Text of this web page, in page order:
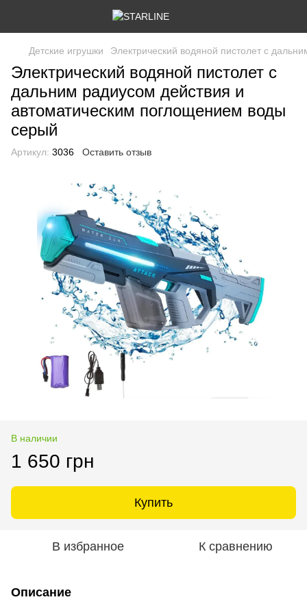
Детские игрушки Электрический водяной пистолет с
Электрический водяной пистолет с
дальним радиусом действия и
автоматическим поглощением воды
серый
Артикул: 3036 Оставить отзыв
В наличии
1 650 грн
Купить
В избранное К сравнению
Описание